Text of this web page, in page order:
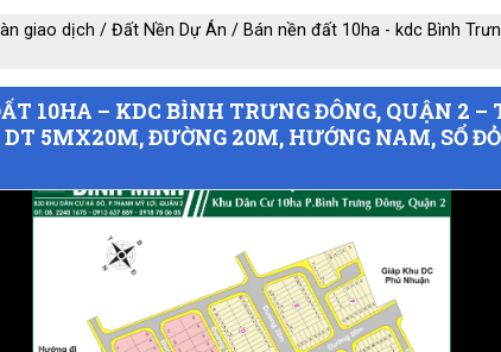
giao dịch / Đất Nền Dự Án / Bán nền đất 10ha - kdc Bình
10HA – KDC BÌNH TRƯNG ĐÔNG, QUẬN 2 –
DT 5MX20M, ĐƯỜNG 20M, HƯỚNG NAM, SỔ